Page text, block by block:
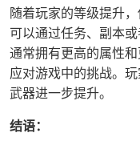
随着玩家的等级提升
可以通过任务、副本
通常拥有更高的属性
应对游戏中的挑战。
武器进一步提升。
结语：